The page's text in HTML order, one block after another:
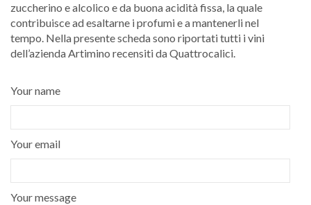
zuccherino e alcolico e da buona acidità fissa, la quale
contribuisce ad esaltarne i profumi e a mantenerli nel
tempo. Nella presente scheda sono riportati tutti i vini
dell’azienda Artimino recensiti da Quattrocalici.
Your name
Your email
Your message